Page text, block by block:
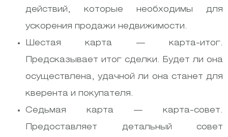
действий, которые необходимы для
ускорения продажи недвижимости.
Шестая карта — карта-итог.
Предсказывает итог сделки. Будет ли она
осуществлена, удачной ли она станет для
кверента и покупателя.
Седьмая карта — карта-совет.
Предоставляет детальный совет